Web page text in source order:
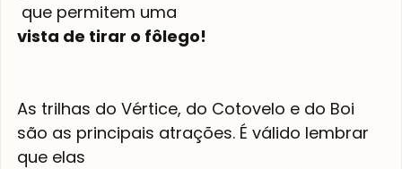
que permitem uma
vista de tirar o fôlego!
As trilhas do Vértice, do Cotovelo e do Boi
são as principais atrações. É válido lembrar
que elas